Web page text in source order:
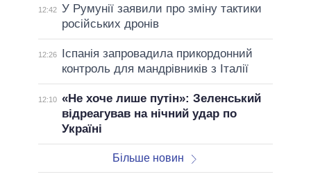
12:42 У Румунії заявили про зміну тактики
російських дронів
12:26
Іспанія запровадила прикордонний
контроль для мандрівників з Італії
12:10 «Не хоче лише путін»: Зеленський
відреагував на нічний удар по
Україні
Більше новин